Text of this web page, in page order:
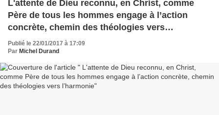
L'attente de Dieu reconnu, en Christ, comme
Père de tous les hommes engage à l’action
concrète, chemin des théologies vers
l’harmonie
Publié le 22/01/2017 à 17:09
Par Michel Durand